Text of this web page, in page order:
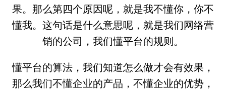
果。那么第四个原因呢，就是我不懂你，你不
懂我。这句话是什么意思呢，就是我们网络营
销的公司，我们懂平台的规则。
懂平台的算法，我们知道怎么做才会有效果，
那么我们不懂企业的产品，不懂企业的优势，